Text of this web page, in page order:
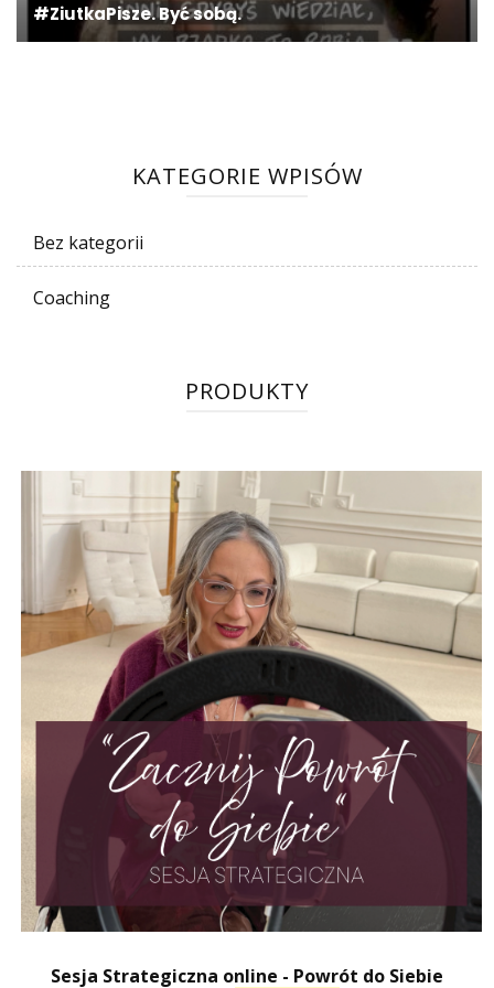
#ZiutkaPisze. Być sobą.
KATEGORIE WPISÓW
Bez kategorii
Coaching
PRODUKTY
Sesja Strategiczna online - Powrót do Siebie